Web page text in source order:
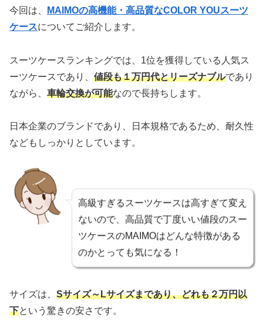
今回は、
MAIMOの高機能・高品質なCOLOR YOUスーツ
ケースについてご紹介します。
スーツケースランキングでは、1位を獲得している人気ス
ーツケースであり、 値段も１万円代とリーズナブルであり
ながら、 車輪交換が可能なので長持ちします。
日本企業のブランドであり、日本規格であるため、耐久性
などもしっかりとしています。
高級すぎるスーツケースは高すぎて変え
ないので、高品質で丁度いい値段のスー
ツケースのMAIMOはどんな特徴がある
のかとっても気になる！
サイズは、 Sサイズ～Lサイズまであり、どれも２万円以
下という驚きの安さです。